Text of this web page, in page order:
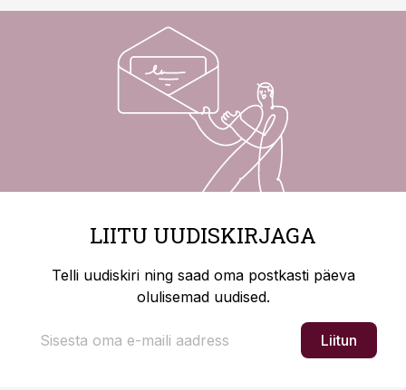
LIITU UUDISKIRJAGA
Telli uudiskiri ning saad oma postkasti päeva
olulisemad uudised.
Liitun